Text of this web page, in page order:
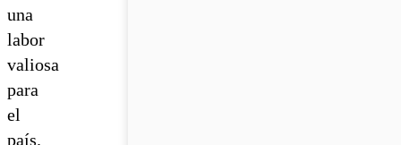
una
labor
valiosa
para
el
país.